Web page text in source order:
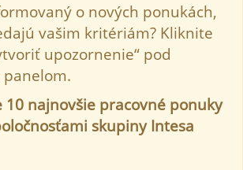
o nových ponukách,
vašim kritériám? Kliknite
upozornenie“ pod
10 najnovšie pracovné ponuky
skupiny Intesa